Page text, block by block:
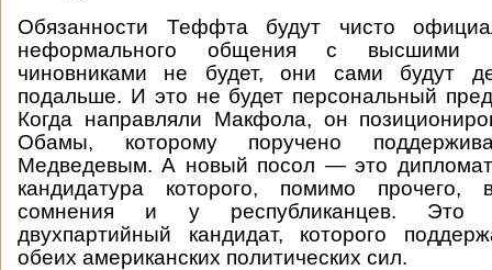
Обязанности Теффта будут чисто
неформального общения с высшими
чиновниками не будет, они сами будут
подальше. И это не будет персональный
Когда направляли Макфола, он
Обамы, которому поручено
Медведевым. А новый посол — это
кандидатура которого, помимо прочего,
сомнения и у республиканцев. Это
двухпартийный кандидат, которого
обеих американских политических сил.